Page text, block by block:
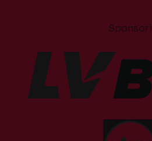
Sponsori